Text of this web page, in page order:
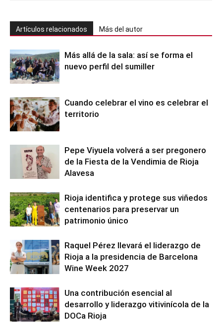
Artículos relacionados Más del autor
Más allá de la sala: así se forma el
nuevo perfil del sumiller
Cuando celebrar el vino es celebrar el
territorio
Pepe Viyuela volverá a ser pregonero
de la Fiesta de la Vendimia de Rioja
Alavesa
Rioja identifica y protege sus viñedos
centenarios para preservar un
patrimonio único
Raquel Pérez llevará el liderazgo de
Rioja a la presidencia de Barcelona
Wine Week 2027
Una contribución esencial al
desarrollo y liderazgo vitivinícola de la
DOCa Rioja